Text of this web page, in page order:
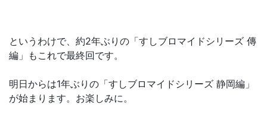
というわけで、約2年ぶりの「すしブロマイドシリーズ 傳
編」もこれで最終回です。
明日からは1年ぶりの「すしブロマイドシリーズ 静岡編」
が始まります。お楽しみに。